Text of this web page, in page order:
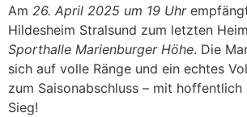
Am 26. April 2025 um 19 Uhr
Hildesheim Stralsund zum letzten
Sporthalle Marienburger Höhe. Die
sich auf volle Ränge und ein echtes
zum Saisonabschluss – mit
Sieg!